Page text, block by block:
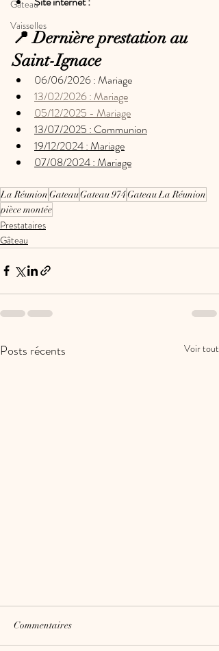
Gâteau
Vaisselles
📍 Dernière prestation au
Saint-Ignace
06/06/2026 : Mariage
13/02/2026 : Mariage
05/12/2025 - Mariage
13/07/2025 : Communion
19/12/2024 : Mariage
07/08/2024 : Mariage
La RéunionGateauGateau 974Gateau La Réunion
pièce montée
Prestataires
Gâteau
Posts récents Voir tout
Commentaires